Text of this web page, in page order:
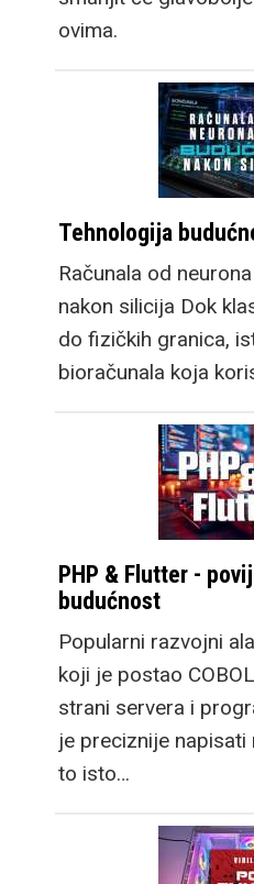
ovima.
Tehnologija
Računala od
nakon silicija Dok
do fizičkih granica,
bioračunala koja
PHP & Flutter -
budućnost
Popularni razvojni
koji je postao
strani servera i
je preciznije
to isto…